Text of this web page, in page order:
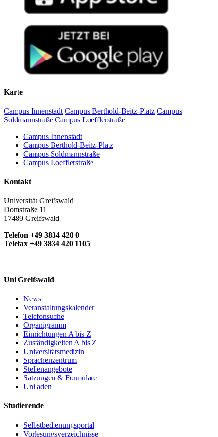
Karte
Campus Innenstadt Campus Berthold-Beitz-Platz Campus
Soldmannstraße Campus Loefflerstraße
Campus Innenstadt
Campus Berthold-Beitz-Platz
Campus Soldmannstraße
Campus Loefflerstraße
Kontakt
Universität Greifswald
Domstraße 11
17489 Greifswald
Telefon +49 3834 420 0
Telefax +49 3834 420 1105
Uni Greifswald
News
Veranstaltungskalender
Telefonsuche
Organigramm
Einrichtungen A bis Z
Zuständigkeiten A bis Z
Universitätsmedizin
Sprachenzentrum
Stellenangebote
Satzungen & Formulare
Uniladen
Studierende
Selbstbedienungsportal
Vorlesungsverzeichnisse